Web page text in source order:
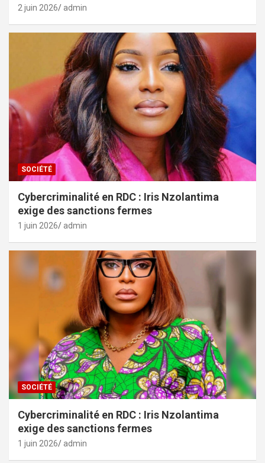
2 juin 2026 admin
SOCIÉTÉ
Cybercriminalité en RDC : Iris Nzolantima
exige des sanctions fermes
1 juin 2026 admin
SOCIÉTÉ
Cybercriminalité en RDC : Iris Nzolantima
exige des sanctions fermes
1 juin 2026 admin